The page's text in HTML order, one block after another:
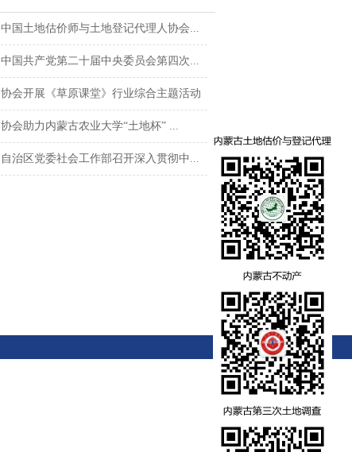
中国土地估价师与土地登记代理人协会...
中国共产党第二十届中央委员会第四次...
协会开展《草原课堂》行业综合主题活动
协会助力内蒙古农业大学“土地杯” ...
自治区党委社会工作部召开深入贯彻中...